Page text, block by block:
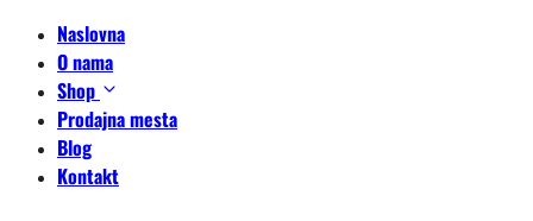
Naslovna
O nama
Shop
Prodajna mesta
Blog
Kontakt